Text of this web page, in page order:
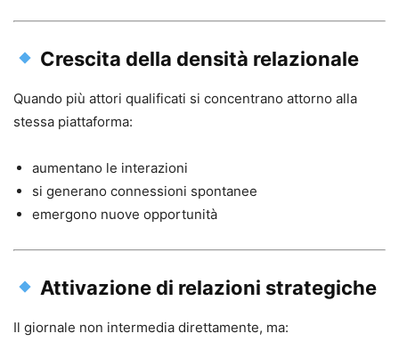
Crescita della densità relazionale
Quando più attori qualificati si concentrano attorno alla
stessa piattaforma:
aumentano le interazioni
si generano connessioni spontanee
emergono nuove opportunità
Attivazione di relazioni strategiche
Il giornale non intermedia direttamente, ma: